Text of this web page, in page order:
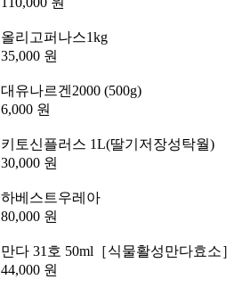
올리고퍼나스1kg
35,000 원
대유나르겐2000 (500g)
6,000 원
키토신플러스 1L(딸기저장성탁월)
30,000 원
하베스트우레아
80,000 원
만다 31호 50ml［식물활성만다효소］
44,000 원